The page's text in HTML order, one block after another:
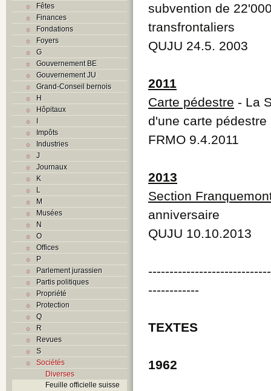
Fêtes
Finances
Fondations
Foyers
G
Gouvernement BE
Gouvernement JU
Grand-Conseil bernois
H
Hôpitaux
I
Impôts
Industries
J
Journaux
K
L
M
Musées
N
O
Offices
P
Parlement jurassien
Partis politiques
Propriété
Protection
Q
R
Revues
S
Sociétés
Diverses
Feuille officielle suisse
subvention de
transfrontaliers
QUJU 24.5. 2003
2011
Carte pédestre - La
d'une carte pédestre
FRMO 9.4.2011
2013
Section
anniversaire
QUJU 10.10.2013
------------
TEXTES
1962